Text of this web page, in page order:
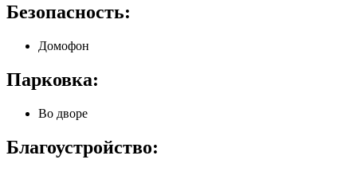
Безопасность:
Домофон
Парковка:
Во дворе
Благоустройство: